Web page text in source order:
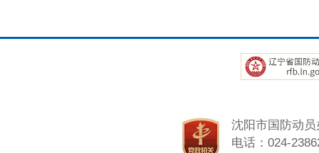
沈阳市国防动
电话：024-